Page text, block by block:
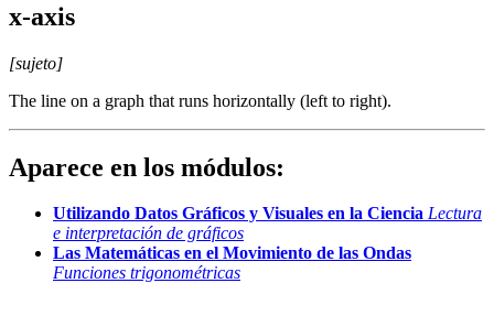
x-axis
[sujeto]
The line on a graph that runs horizontally (left to right).
Aparece en los módulos:
Utilizando Datos Gráficos y Visuales en la Ciencia Lectura
e interpretación de gráficos
Las Matemáticas en el Movimiento de las Ondas
Funciones trigonométricas